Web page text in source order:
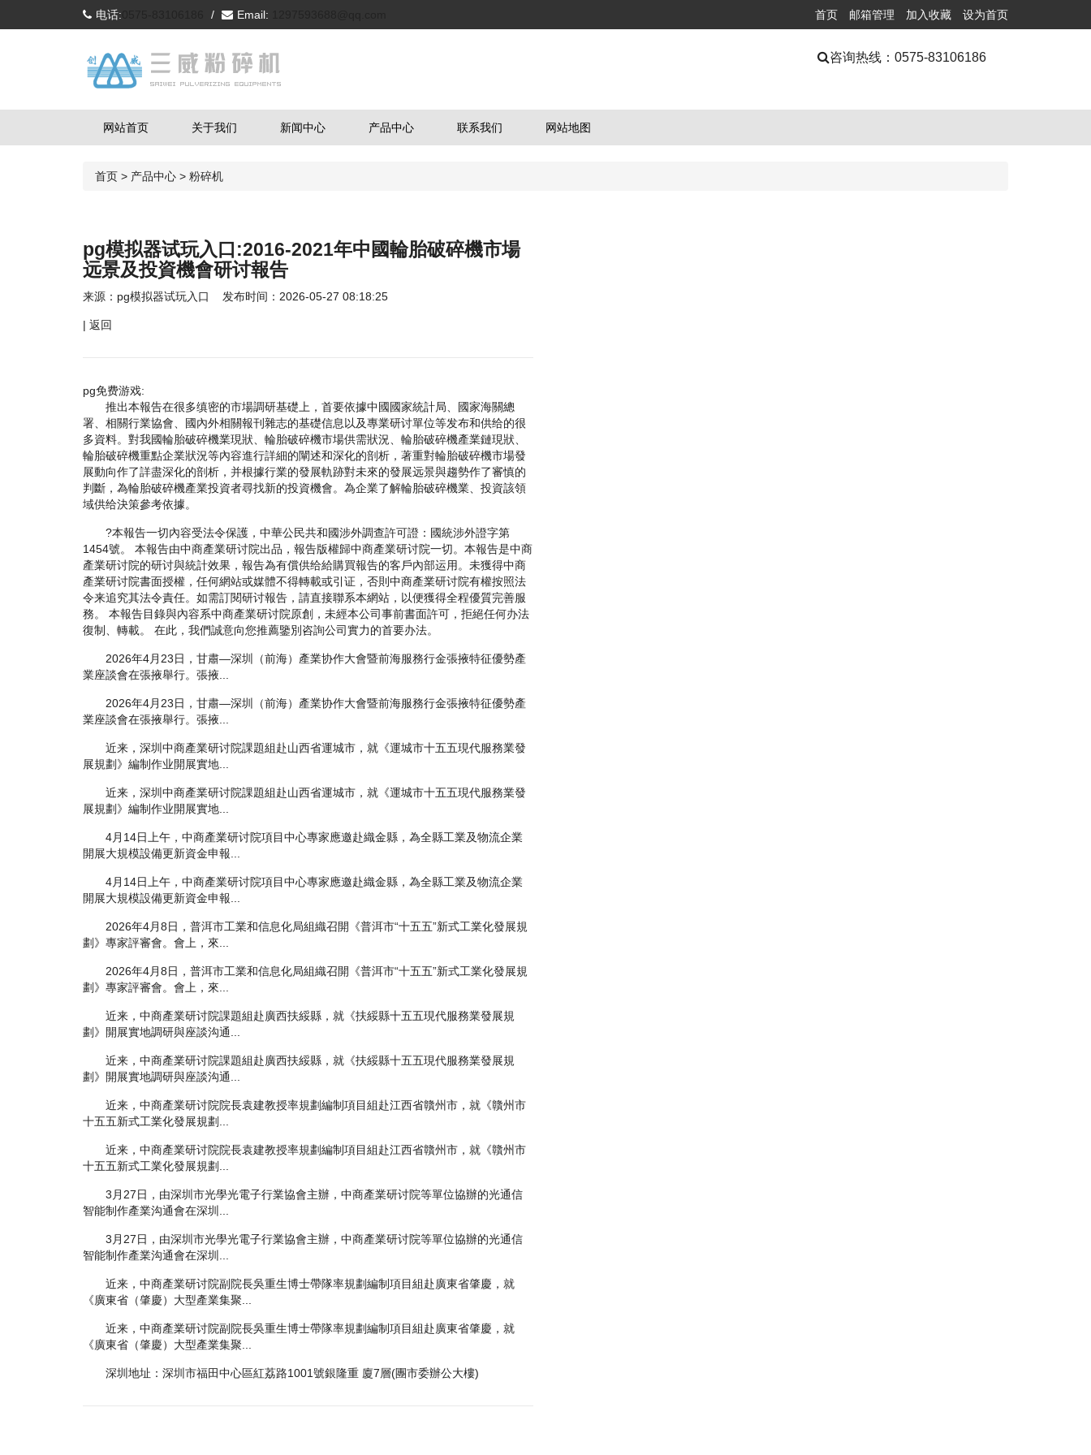
电话: / Email: 首页 邮箱管理 加入收藏 设为首页
咨询热线： 0575-83106186
网站首页 关于我们 新闻中心 产品中心 联系我们 网站地图
首页 > 产品中心 > 粉碎机
pg模拟器试玩入口:2016-2021年中國輪胎破碎機市場
远景及投資機會研讨報告
来源： pg模拟器试玩入口 发布时间：2026-05-27 08:18:25
| 返回
pg免费游戏:
推出本報告在很多缜密的市場調研基礎上，首要依據中國國家統計局、國家海關總
署、相關行業協會、國內外相關報刊雜志的基礎信息以及專業研讨單位等发布和供给的很
多資料。對我國輪胎破碎機業現狀、輪胎破碎機市場供需狀況、輪胎破碎機產業鏈現狀、
輪胎破碎機重點企業狀況等內容進行詳細的闡述和深化的剖析，著重對輪胎破碎機市場發
展動向作了詳盡深化的剖析，并根據行業的發展軌跡對未來的發展远景與趨勢作了審慎的
判斷，為輪胎破碎機產業投資者尋找新的投資機會。為企業了解輪胎破碎機業、投資該領
域供给決策參考依據。
?本報告一切內容受法令保護，中華公民共和國涉外調查許可證：國統涉外證字第
1454號。 本報告由中商產業研讨院出品，報告版權歸中商產業研讨院一切。本報告是中商
產業研讨院的研讨與統計效果，報告為有償供给給購買報告的客戶內部运用。未獲得中商
產業研讨院書面授權，任何網站或媒體不得轉載或引证，否則中商產業研讨院有權按照法
令来追究其法令責任。如需訂閱研讨報告，請直接聯系本網站，以便獲得全程優質完善服
務。 本報告目錄與內容系中商產業研讨院原創，未經本公司事前書面許可，拒絕任何办法
復制、轉載。 在此，我們誠意向您推薦鑒別咨詢公司實力的首要办法。
2026年4月23日，甘肅—深圳（前海）產業协作大會暨前海服務行金張掖特征優勢產
業座談會在張掖舉行。張掖...
2026年4月23日，甘肅—深圳（前海）產業协作大會暨前海服務行金張掖特征優勢產
業座談會在張掖舉行。張掖...
近来，深圳中商產業研讨院課題組赴山西省運城市，就《運城市十五五現代服務業發
展規劃》編制作业開展實地...
近来，深圳中商產業研讨院課題組赴山西省運城市，就《運城市十五五現代服務業發
展規劃》編制作业開展實地...
4月14日上午，中商產業研讨院項目中心專家應邀赴織金縣，為全縣工業及物流企業
開展大規模設備更新資金申報...
4月14日上午，中商產業研讨院項目中心專家應邀赴織金縣，為全縣工業及物流企業
開展大規模設備更新資金申報...
2026年4月8日，普洱市工業和信息化局組織召開《普洱市“十五五”新式工業化發展規
劃》專家評審會。會上，來...
2026年4月8日，普洱市工業和信息化局組織召開《普洱市“十五五”新式工業化發展規
劃》專家評審會。會上，來...
近来，中商產業研讨院課題組赴廣西扶綏縣，就《扶綏縣十五五現代服務業發展規
劃》開展實地調研與座談沟通...
近来，中商產業研讨院課題組赴廣西扶綏縣，就《扶綏縣十五五現代服務業發展規
劃》開展實地調研與座談沟通...
近来，中商產業研讨院院長袁建教授率規劃編制項目組赴江西省贛州市，就《贛州市
十五五新式工業化發展規劃...
近来，中商產業研讨院院長袁建教授率規劃編制項目組赴江西省贛州市，就《贛州市
十五五新式工業化發展規劃...
3月27日，由深圳市光學光電子行業協會主辦，中商產業研讨院等單位協辦的光通信
智能制作產業沟通會在深圳...
3月27日，由深圳市光學光電子行業協會主辦，中商產業研讨院等單位協辦的光通信
智能制作產業沟通會在深圳...
近来，中商產業研讨院副院長吳重生博士帶隊率規劃編制項目組赴廣東省肇慶，就
《廣東省（肇慶）大型產業集聚...
近来，中商產業研讨院副院長吳重生博士帶隊率規劃編制項目組赴廣東省肇慶，就
《廣東省（肇慶）大型產業集聚...
深圳地址：深圳市福田中心區紅荔路1001號銀隆重 廈7層(團市委辦公大樓)